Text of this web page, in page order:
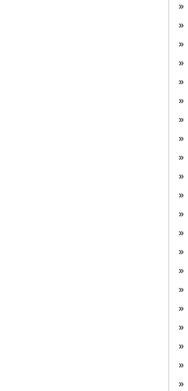
»
»
»
»
»
»
»
»
»
»
»
»
»
»
»
»
»
»
»
»
»